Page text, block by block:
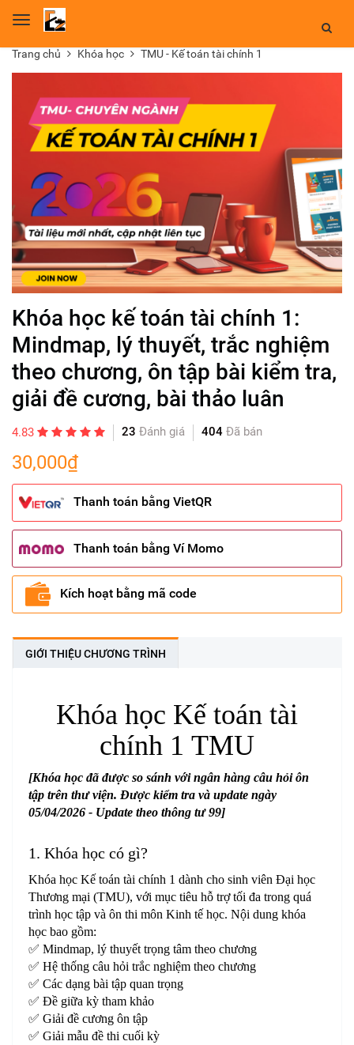
Toggle
Trang chủ Khóa học TMU - Kế toán tài chính 1
Khóa học kế toán tài chính 1:
Mindmap, lý thuyết, trắc nghiệm
theo chương, ôn tập bài kiểm tra,
giải đề cương, bài thảo luân
4.83 23 Đánh giá 404 Đã bán
30,000₫
Thanh toán bằng VietQR
Thanh toán bằng Ví Momo
Kích hoạt bằng mã code
GIỚI THIỆU CHƯƠNG TRÌNH
Khóa học Kế toán tài
chính 1 TMU
[Khóa học đã được so sánh với ngân hàng câu hỏi ôn
tập trên thư viện. Được kiểm tra và update ngày
05/04/2026 - Update theo thông tư 99]
1. Khóa học có gì?
Khóa học Kế toán tài chính 1 dành cho sinh viên Đại học
Thương mại (TMU), với mục tiêu hỗ trợ tối đa trong quá
trình học tập và ôn thi môn Kinh tế học. Nội dung khóa
học bao gồm:
✅ Mindmap, lý thuyết trọng tâm theo chương
✅ Hệ thống câu hỏi trắc nghiệm theo chương
✅ Các dạng bài tập quan trọng
✅ Đề giữa kỳ tham khảo
✅ Giải đề cương ôn tập
✅ Giải mẫu đề thi cuối kỳ